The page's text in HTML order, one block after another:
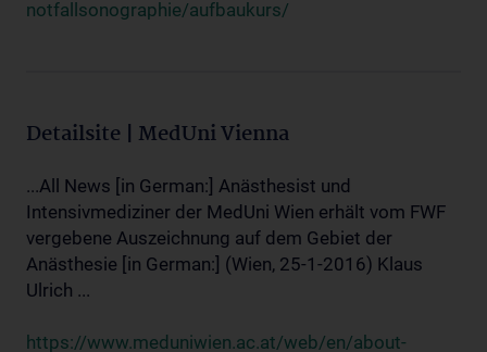
notfallsonographie/aufbaukurs/
Detailsite | MedUni Vienna
...All News [in German:] Anästhesist und
Intensivmediziner der MedUni Wien erhält vom FWF
vergebene Auszeichnung auf dem Gebiet der
Anästhesie [in German:] (Wien, 25-1-2016) Klaus
Ulrich ...
https://www.meduniwien.ac.at/web/en/about-